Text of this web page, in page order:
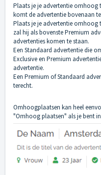
Plaats je je advertentie omhoog
komt de advertentie bovenaan
Plaats je je advertentie omhoog
zal hij als bovenste Premium
advertenties komen te staan.
Een Standaard advertentie die
Exclusive en Premium
advertentie.
Een Premium of Standaard
terecht.
Omhoogplaatsen kan heel
"Omhoog plaatsen" als je bent